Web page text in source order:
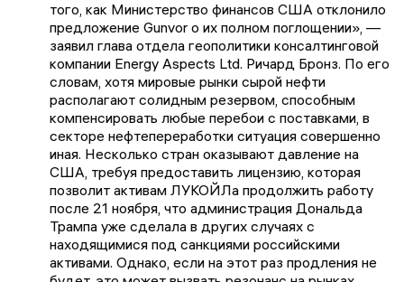
того, как Министерство финансов США отклонило
предложение Gunvor о их полном поглощении», —
заявил глава отдела геополитики консалтинговой
компании Energy Aspects Ltd. Ричард Бронз. По его
словам, хотя мировые рынки сырой нефти
располагают солидным резервом, способным
компенсировать любые перебои с поставками, в
секторе нефтепереработки ситуация совершенно
иная. Несколько стран оказывают давление на
США, требуя предоставить лицензию, которая
позволит активам ЛУКОЙЛа продолжить работу
после 21 ноября, что администрация Дональда
Трампа уже сделала в других случаях с
находящимися под санкциями российскими
активами. Однако, если на этот раз продления не